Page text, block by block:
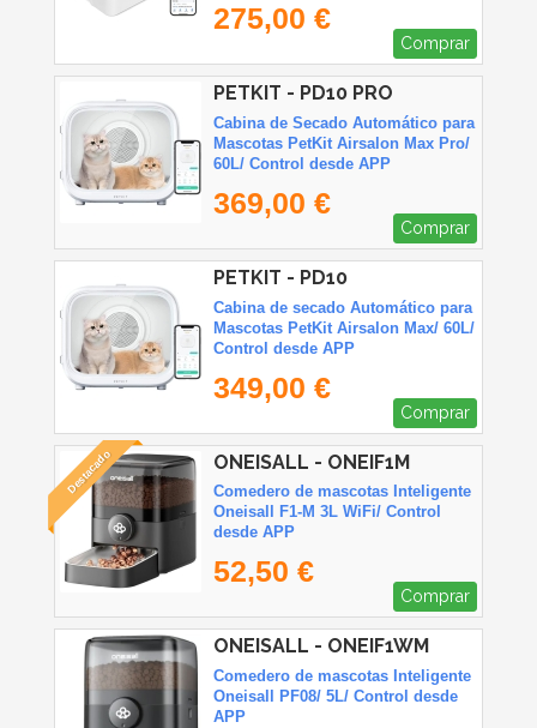
275,00 €
Comprar
PETKIT - PD10 PRO
Cabina de Secado Automático para
Mascotas PetKit Airsalon Max Pro/
60L/ Control desde APP
369,00 €
Comprar
PETKIT - PD10
Cabina de secado Automático para
Mascotas PetKit Airsalon Max/ 60L/
Control desde APP
349,00 €
Comprar
Destacado ONEISALL - ONEIF1M
Comedero de mascotas Inteligente
Oneisall F1-M 3L WiFi/ Control
desde APP
52,50 €
Comprar
ONEISALL - ONEIF1WM
Comedero de mascotas Inteligente
Oneisall PF08/ 5L/ Control desde
APP